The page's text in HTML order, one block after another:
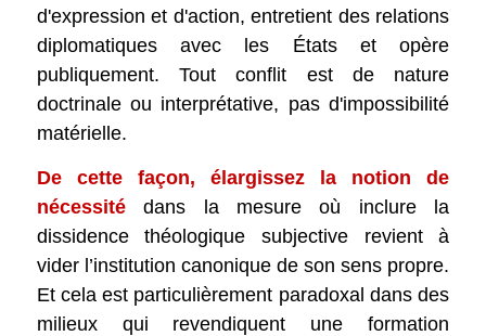
d'expression et d'action, entretient des relations
diplomatiques avec les États et opère
publiquement. Tout conflit est de nature
doctrinale ou interprétative, pas d'impossibilité
matérielle.
De cette façon, élargissez la notion de
nécessitédans la mesure où inclure la
dissidence théologique subjective revient à
vider l’institution canonique de son sens propre.
Et cela est particulièrement paradoxal dans des
milieux qui revendiquent une formation